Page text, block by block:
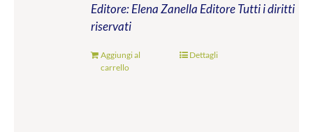
Editore: Elena Zanella EditoreTutti i diritti
riservati
Aggiungi al
carrello
Dettagli